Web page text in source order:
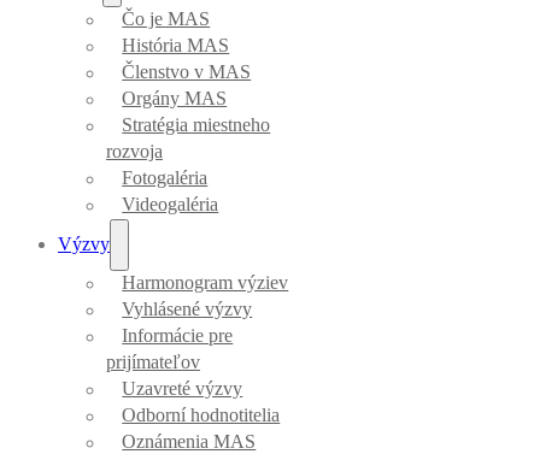
Čo je MAS
História MAS
Členstvo v MAS
Orgány MAS
Stratégia miestneho
rozvoja
Fotogaléria
Videogaléria
Výzvy
Harmonogram výziev
Vyhlásené výzvy
Informácie pre
prijímateľov
Uzavreté výzvy
Odborní hodnotitelia
Oznámenia MAS